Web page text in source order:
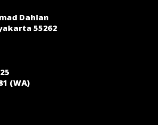
Dahlan
55262
(WA)